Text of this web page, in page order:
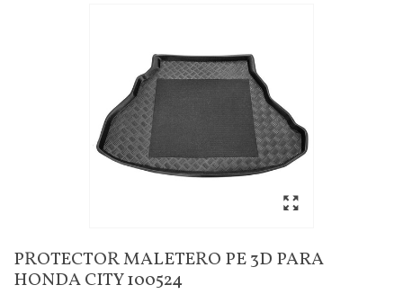
PROTECTOR MALETERO PE 3D PARA
HONDA CITY 100524